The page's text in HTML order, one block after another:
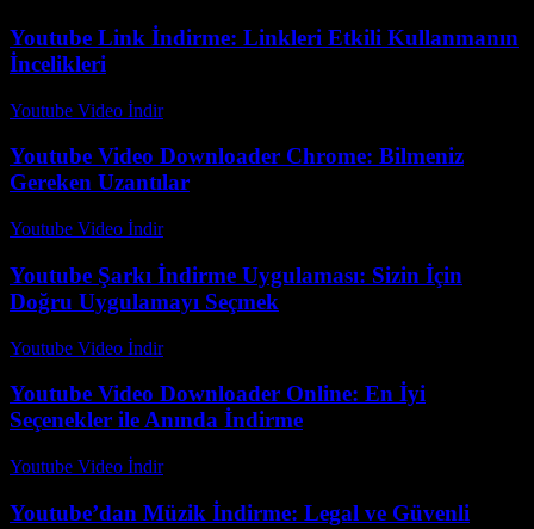
Youtube Link İndirme: Linkleri Etkili Kullanmanın
İncelikleri
Youtube Video İndir-
Youtube Video Downloader Chrome: Bilmeniz
Gereken Uzantılar
Youtube Video İndir-
Youtube Şarkı İndirme Uygulaması: Sizin İçin
Doğru Uygulamayı Seçmek
Youtube Video İndir-
Youtube Video Downloader Online: En İyi
Seçenekler ile Anında İndirme
Youtube Video İndir-
Youtube’dan Müzik İndirme: Legal ve Güvenli